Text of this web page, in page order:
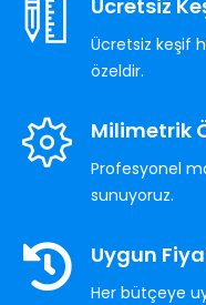
Ücretsiz
Ücretsiz keşif
özeldir.
Milimetrik
Profesyonel
sunuyoruz.
Uygun
Her bütçeye